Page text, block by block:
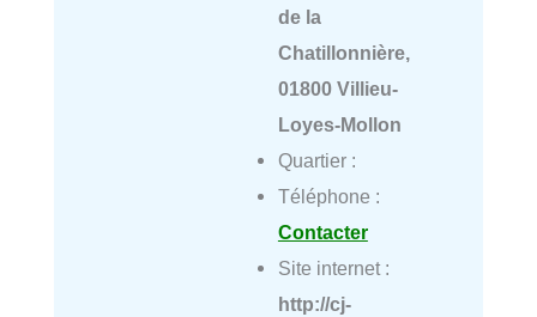
de la
Chatillonnière,
01800 Villieu-
Loyes-Mollon
Quartier :
Téléphone :
Contacter
Site internet :
http://cj-